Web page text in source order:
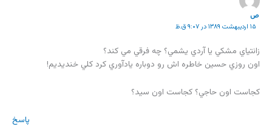
ص
۱۵ اردیبهشت ۱۳۸۹ در ۹:۰۷ ق.ظ
زانتياي مشكي يا آردي يشمي؟ چه فرقي مي كند؟
اون روزي حسين خاطره اش رو دوباره يادآوري كرد كلي خنديديم!
كجاست اون حاجي؟ كجاست اون سيد؟
پاسخ